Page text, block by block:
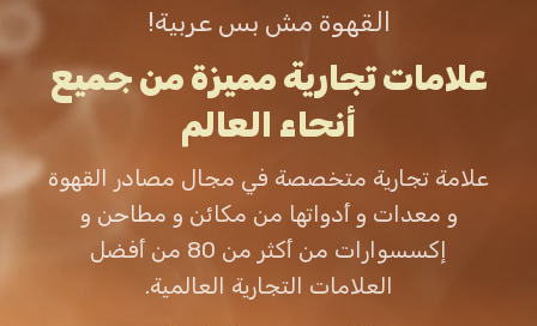
القهوة مش بس عربية!
علامات تجارية مميزة من جميع
أنحاء العالم
علامة تجارية متخصصة في مجال مصادر القهوة
و معدات و أدواتها من مكائن و مطاحن و
إكسسوارات من أكثر من 80 من أفضل
العلامات التجارية العالمية.